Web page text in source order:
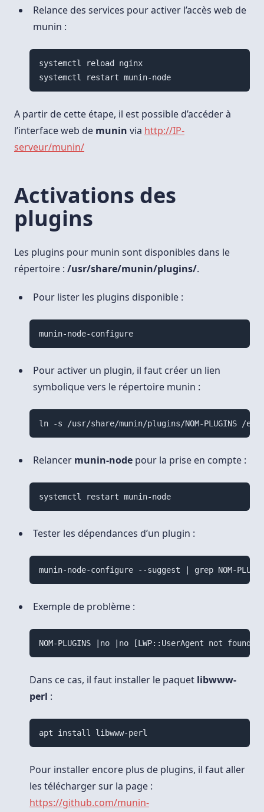
Relance des services pour activer l’accès web de
munin :
systemctl reload nginx
systemctl restart munin-node
A partir de cette étape, il est possible d’accéder à
l’interface web de munin via http://IP-
serveur/munin/
Activations des
plugins
Les plugins pour munin sont disponibles dans le
répertoire : /usr/share/munin/plugins/.
Pour lister les plugins disponible :
munin-node-configure
Pour activer un plugin, il faut créer un lien
symbolique vers le répertoire munin :
ln -s /usr/share/munin/plugins/NOM-PLUGINS /etc/
Relancer munin-node pour la prise en compte :
systemctl restart munin-node
Tester les dépendances d’un plugin :
munin-node-configure --suggest | grep NOM-
Exemple de problème :
NOM-PLUGINS |no |no [LWP::UserAgent not found]
Dans ce cas, il faut installer le paquet libwww-
perl :
apt install libwww-perl
Pour installer encore plus de plugins, il faut aller
les télécharger sur la page :
https://github.com/munin-